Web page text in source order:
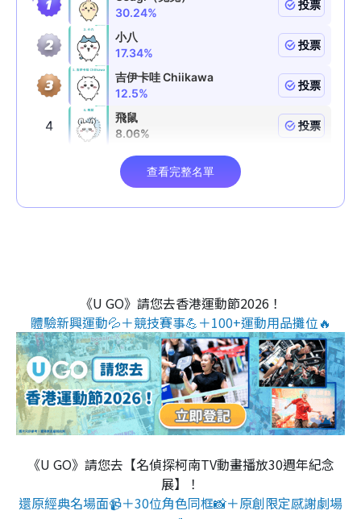
《U GO》請您去香港運動節2026！
體驗新興運動💦＋競技賽事💪＋100+運動用品攤位🔥
《U GO》請您去【名偵探柯南TV動畫播放30週年紀念
展】！
還原經典名場面📹＋30位角色同框📸＋原創限定感謝劇場